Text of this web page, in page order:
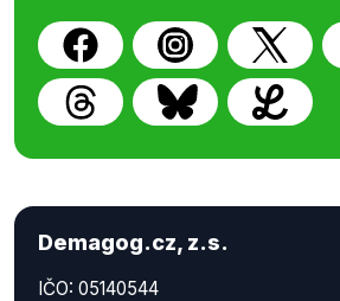
Demagog.cz, z.s.
IČO: 05140544